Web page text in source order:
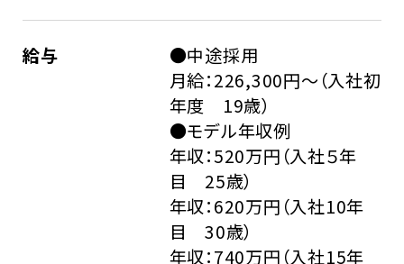
給与
●中途採用
月給：226,300円～（入社初
年度 19歳）
●モデル年収例
年収：520万円（入社５年
目 25歳）
年収：620万円（入社10年
目 30歳）
年収：740万円（入社15年